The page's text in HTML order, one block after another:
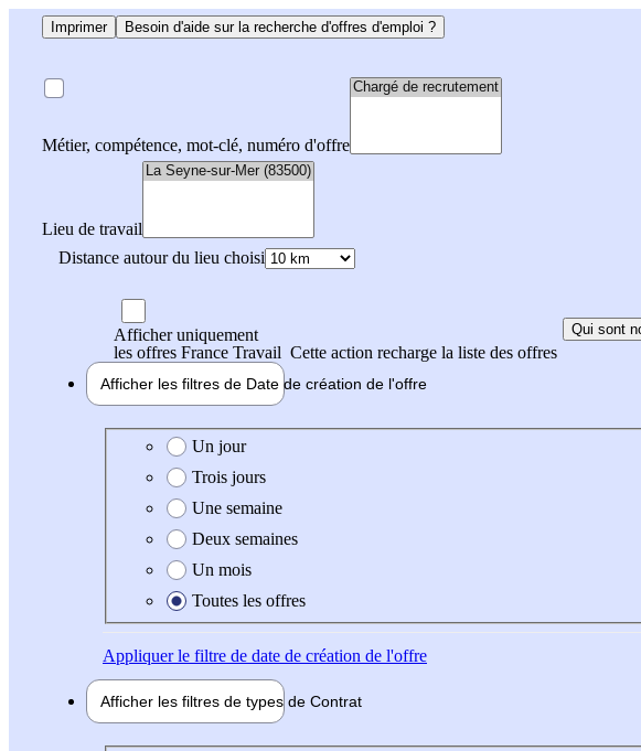
Imprimer Besoin d'aide sur la recherche d'offres d'emploi ?
Métier, compétence, mot-clé, numéro d'offre
Lieu de travail
Distance autour du lieu choisi
Afficher uniquement
les offres France Travail Cette action recharge la liste des offres
Qui sont
Afficher les filtres de Date de création de l'offre
Date de création de l'offre
Un jour
Trois jours
Une semaine
Deux semaines
Un mois
Toutes les offres
Appliquerle filtre de date de création de l'offre
Afficher les filtres de types de Contrat